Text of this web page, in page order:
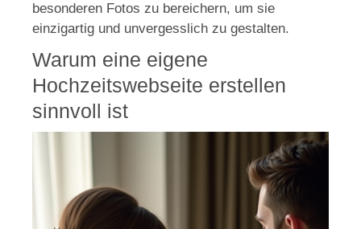
besonderen Fotos zu bereichern, um sie
einzigartig und unvergesslich zu gestalten.
Warum eine eigene
Hochzeitswebseite erstellen
sinnvoll ist